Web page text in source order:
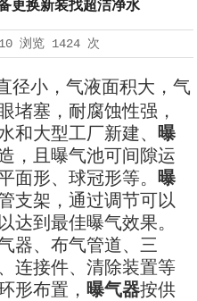
更换新装找超洁净水
浏览 1424 次
径小，气液面积大，气
堵塞，耐腐蚀性强，
和大型工厂新建、曝
，且曝气池可间隙运
面形、球冠形等。曝
支架，通过调节可以
达到最佳曝气效果。
器、布气管道、三
连接件、清除装置等
形布置，曝气器按供